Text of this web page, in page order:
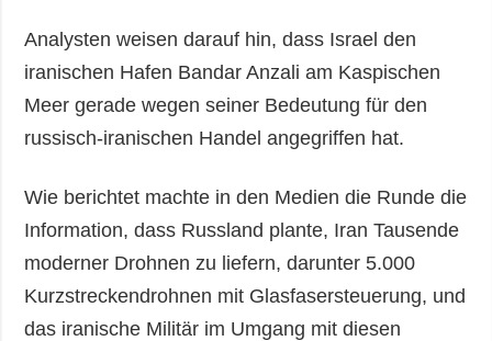
Analysten weisen darauf hin, dass Israel den
iranischen Hafen Bandar Anzali am Kaspischen
Meer gerade wegen seiner Bedeutung für den
russisch-iranischen Handel angegriffen hat.
Wie berichtet machte in den Medien die Runde die
Information, dass Russland plante, Iran Tausende
moderner Drohnen zu liefern, darunter 5.000
Kurzstreckendrohnen mit Glasfasersteuerung, und
das iranische Militär im Umgang mit diesen